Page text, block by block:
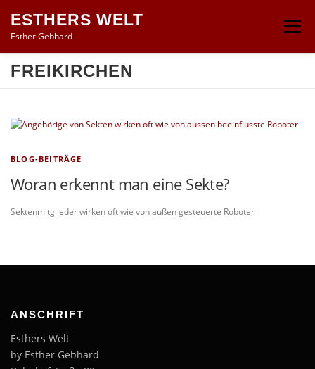
Inhalt
springen
ESTHERS WELT
Esther Gebhard
Menü
START ESTHER GEBHARD
PRESSE & TV
FREIKIRCHEN
BLOG-BEITRÄGE
Woran erkennt man eine Sekte?
Sektenmitglieder wirken oft wie von außen gesteuerte Roboter
ANSCHRIFT
Esthers Welt
by Esther Gebhard